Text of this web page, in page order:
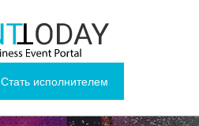
Стать исполнителем